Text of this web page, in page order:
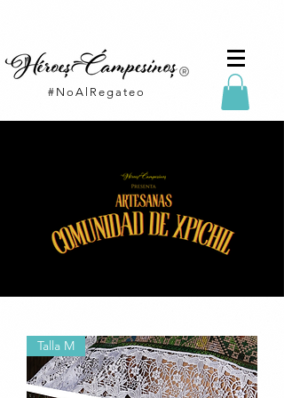
#NoAlRegateo
Talla M